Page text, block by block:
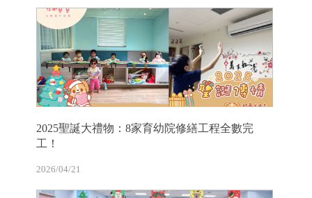
2025聖誕大禮物：8家育幼院修繕工程全數完
工！
2026/04/21